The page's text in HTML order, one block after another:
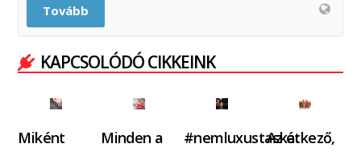
Tovább
KAPCSOLÓDÓ CIKKEINK
Miként
Minden a
#nemluxustaska:Az étkező,